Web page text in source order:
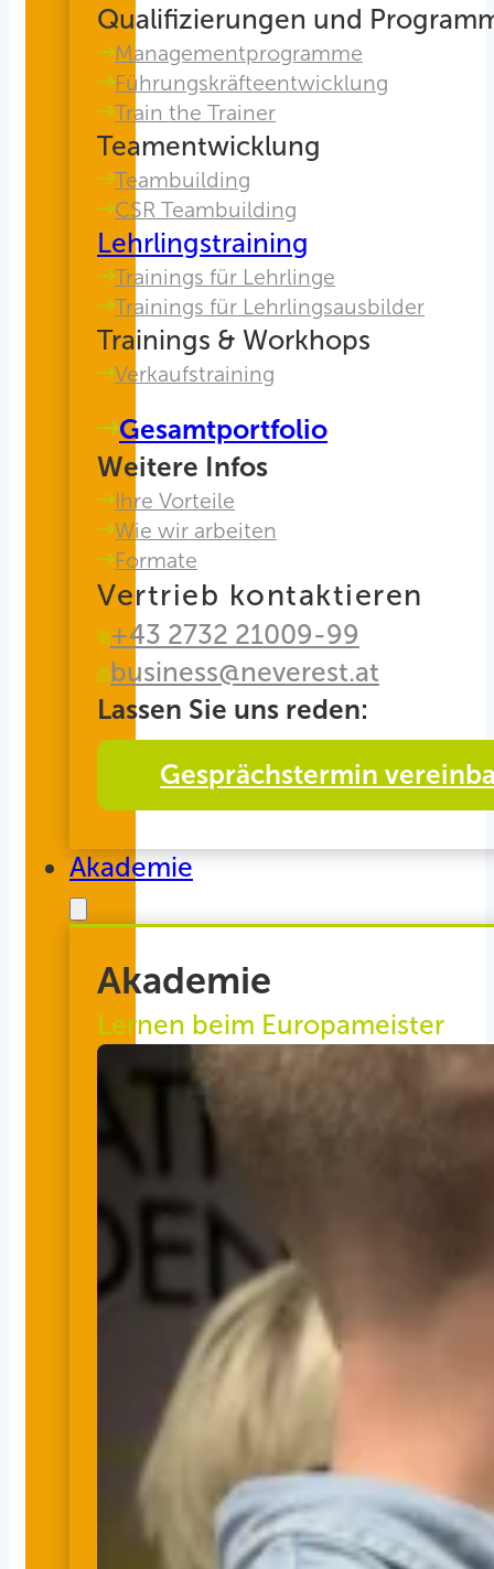
Qualifizierungen und
Managementprogramme
Führungskräfteentwicklung
Train the Trainer
Teamentwicklung
Teambuilding
CSR Teambuilding
Lehrlingstraining
Trainings für Lehrlinge
Trainings für Lehrlingsausbilder
Trainings & Workhops
Verkaufstraining
Gesamtportfolio
Weitere Infos
Ihre Vorteile
Wie wir arbeiten
Formate
Vertrieb kontaktieren
+43 2732 21009-99
business@neverest.at
Lassen Sie uns reden:
Gesprächstermin
Akademie
Akademie
Lernen beim Europameister